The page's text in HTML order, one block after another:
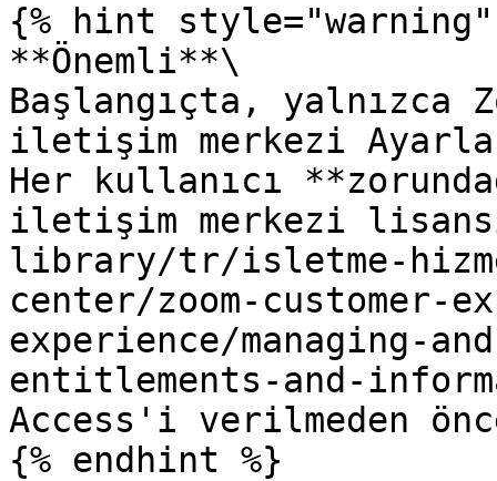
{% hint style="warning"
**Önemli**\
Başlangıçta, yalnızca
iletişim merkezi
Her kullanıcı
iletişim merkezi
library/tr/isletme-
center/zoom-customer-
experience/managing-
entitlements-and-
Access'i verilmeden
{% endhint %}